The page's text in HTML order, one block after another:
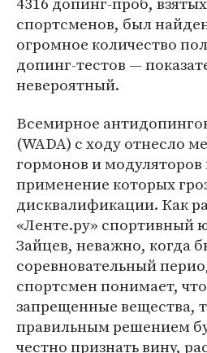
спортсменов, был
огромное количество
допинг-тестов —
невероятный.
Всемирное
(WADA) с ходу отнесло
гормонов и модуляторов
применение которых
дисквалификации. Как
«Ленте.ру» спортивный
Зайцев, неважно, когда
соревновательный
спортсмен понимает,
запрещенные вещества,
правильным решением
честно признать вину,